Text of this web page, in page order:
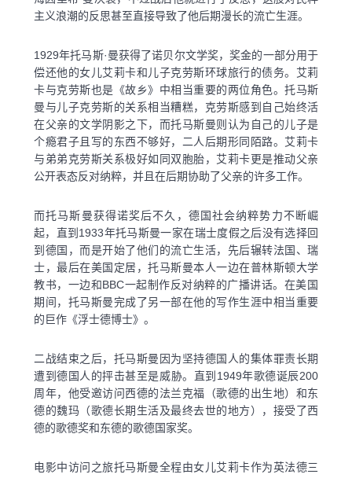
主义浪潮的反思甚至直接导致了他后期漫长的流亡生涯。
1929年托马斯·曼获得了诺贝尔文学奖，奖金的一部分用于
偿还他的女儿艾莉卡和儿子克劳斯环球旅行的债务。艾莉
卡与克劳斯也是《故乡》中相当重要的两位角色。托马斯
曼与儿子克劳斯的关系相当糟糕，克劳斯感到自己始终活
在父亲的文学阴影之下，而托马斯曼则认为自己的儿子是
个瘾君子且写的东西不够好，二人后期形同陌路。艾莉卡
与弟弟克劳斯关系极好如同双胞胎，艾莉卡更是推动父亲
公开表态反对纳粹，并且在后期协助了父亲的许多工作。
而托马斯曼获得诺奖后不久，德国社会纳粹势力不断崛
起，直到1933年托马斯曼一家在瑞士度假之后没有选择回
到德国，而是开始了他们的流亡生活，先后辗转法国、瑞
士，最后在美国定居，托马斯曼本人一边在普林斯顿大学
教书，一边和BBC一起制作反对纳粹的广播讲话。在美国
期间，托马斯曼完成了另一部在他的写作生涯中相当重要
的巨作《浮士德博士》。
二战结束之后，托马斯曼因为坚持德国人的集体罪责长期
遭到德国人的抨击甚至是威胁。直到1949年歌德诞辰200
周年，他受邀访问西德的法兰克福（歌德的出生地）和东
德的魏玛（歌德长期生活及最终去世的地方），接受了西
德的歌德奖和东德的歌德国家奖。
电影中访问之旅托马斯曼全程由女儿艾莉卡作为英法德三